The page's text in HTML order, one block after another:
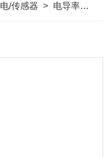
电/传感器 > 电导率电